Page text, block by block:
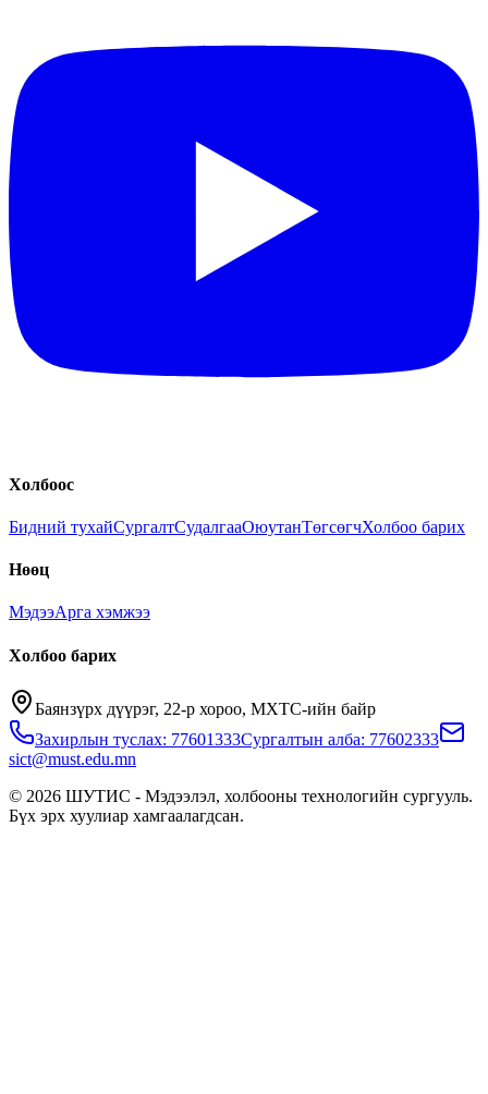
Холбоос
Бидний тухайСургалтСудалгааОюутанТөгсөгчХолбоо барих
Нөөц
МэдээАрга хэмжээ
Холбоо барих
Баянзүрх дүүрэг, 22-р хороо, МХТС-ийн байр
Захирлын туслах: 77601333Сургалтын алба: 77602333
sict@must.edu.mn
© 2026 ШУТИС - Мэдээлэл, холбооны технологийн сургууль.
Бүх эрх хуулиар хамгаалагдсан.